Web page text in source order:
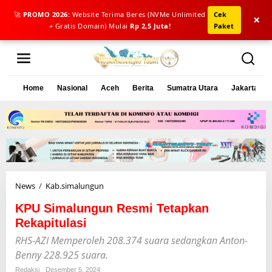
🚀 PROMO 2026: Website Terima Beres (NVMe Unlimited
+ Gratis Domain) Mulai Rp 2,5 Juta!
Cek
Paket
×
L
Home Nasional Aceh Berita Sumatra Utara Jakarta
News / Kab.simalungun
U
m
a
KPU Simalungun Resmi Tetapkan
Rekapitulasi
RHS-AZI Memperoleh 208.374 suara sedangkan Anton-
Benny 228.925 suara.
Redaksi
Desember 5, 2024